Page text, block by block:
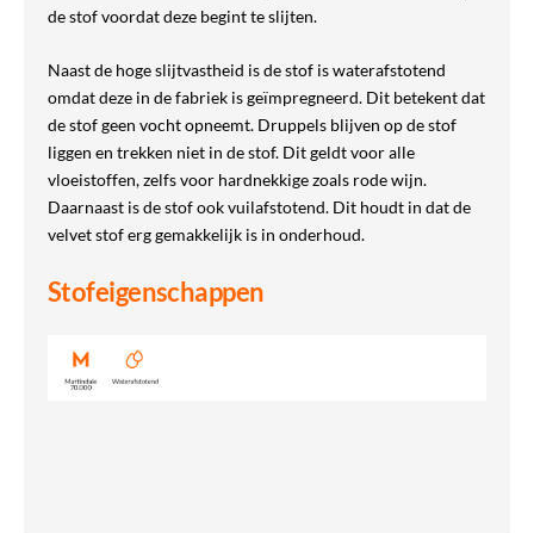
de stof voordat deze begint te slijten.
Naast de hoge slijtvastheid is de stof is waterafstotend
omdat deze in de fabriek is geïmpregneerd. Dit betekent dat
de stof geen vocht opneemt. Druppels blijven op de stof
liggen en trekken niet in de stof. Dit geldt voor alle
vloeistoffen, zelfs voor hardnekkige zoals rode wijn.
Daarnaast is de stof ook vuilafstotend. Dit houdt in dat de
velvet stof erg gemakkelijk is in onderhoud.
Stofeigenschappen